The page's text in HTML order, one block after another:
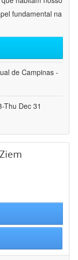
fundamental na
de Campinas -
Thu Dec 31